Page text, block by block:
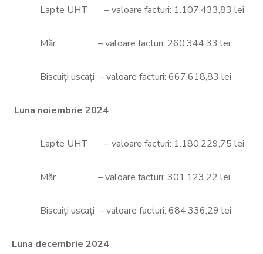
Lapte UHT – valoare facturi: 1.107.433,83 lei
Măr – valoare facturi: 260.344,33 lei
Biscuiți uscați – valoare facturi: 667.618,83 lei
Luna noiembrie 2024
Lapte UHT – valoare facturi: 1.180.229,75 lei
Măr – valoare facturi: 301.123,22 lei
Biscuiți uscați – valoare facturi: 684.336,29 lei
Luna decembrie 2024